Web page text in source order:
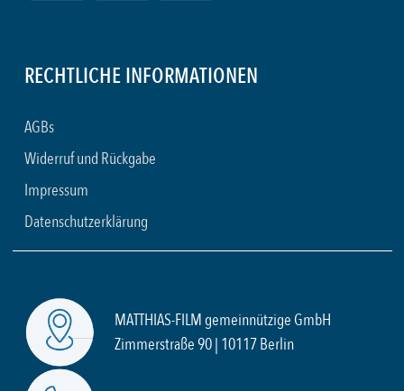
RECHTLICHE INFORMATIONEN
AGBs
Widerruf und Rückgabe
Impressum
Datenschutzerklärung
MATTHIAS-FILM gemeinnützige GmbH
Zimmerstraße 90 | 10117 Berlin